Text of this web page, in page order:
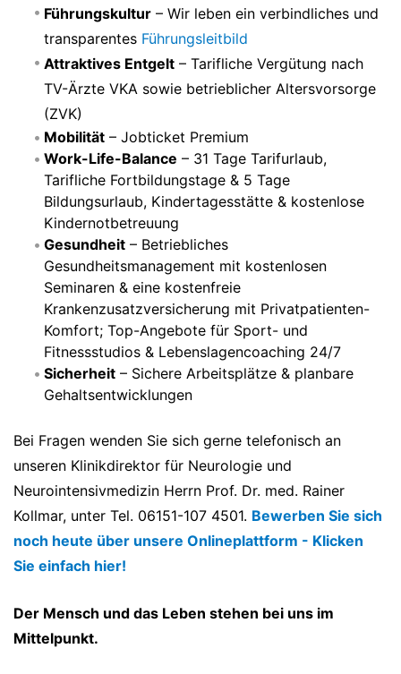
Führungskultur – Wir leben ein verbindliches und
transparentes Führungsleitbild
Attraktives Entgelt – Tarifliche Vergütung nach
TV-Ärzte VKA sowie betrieblicher Altersvorsorge
(ZVK)
Mobilität – Jobticket Premium
Work-Life-Balance – 31 Tage Tarifurlaub,
Tarifliche Fortbildungstage & 5 Tage
Bildungsurlaub, Kindertagesstätte & kostenlose
Kindernotbetreuung
Gesundheit – Betriebliches
Gesundheitsmanagement mit kostenlosen
Seminaren & eine kostenfreie
Krankenzusatzversicherung mit Privatpatienten-
Komfort; Top-Angebote für Sport- und
Fitnessstudios & Lebenslagencoaching 24/7
Sicherheit – Sichere Arbeitsplätze & planbare
Gehaltsentwicklungen
Bei Fragen wenden Sie sich gerne telefonisch an
unseren Klinikdirektor für Neurologie und
Neurointensivmedizin Herrn Prof. Dr. med. Rainer
Kollmar, unter Tel. 06151-107 4501. Bewerben Sie sich
noch heute über unsere Onlineplattform - Klicken
Sie einfach hier!
Der Mensch und das Leben stehen bei uns im
Mittelpunkt.